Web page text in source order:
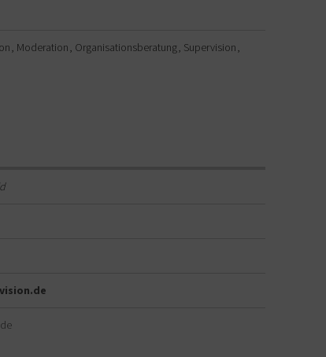
Moderation Organisationsberatung Supervision